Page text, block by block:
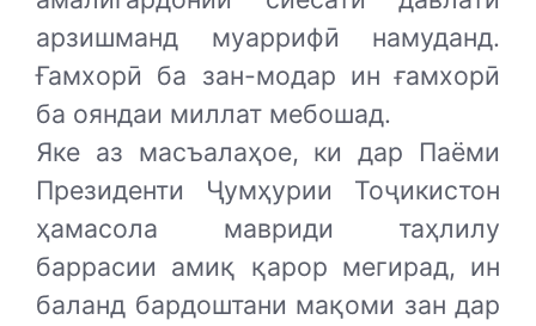
арзишманд муаррифӣ намуданд.
Ғамхорӣ ба зан-модар ин ғамхорӣ
ба ояндаи миллат мебошад.
Яке аз масъалаҳое, ки дар Паёми
Президенти Ҷумҳурии Тоҷикистон
ҳамасола мавриди таҳлилу
баррасии амиқ қарор мегирад, ин
баланд бардоштани мақоми зан дар